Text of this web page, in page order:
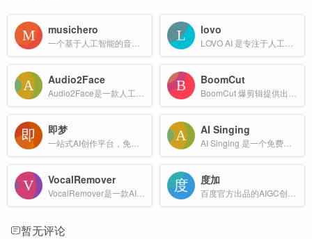
musichero lovo
Audio2Face BoomCut
即梦 AI Singing
VocalRemover 度加
暂无评论